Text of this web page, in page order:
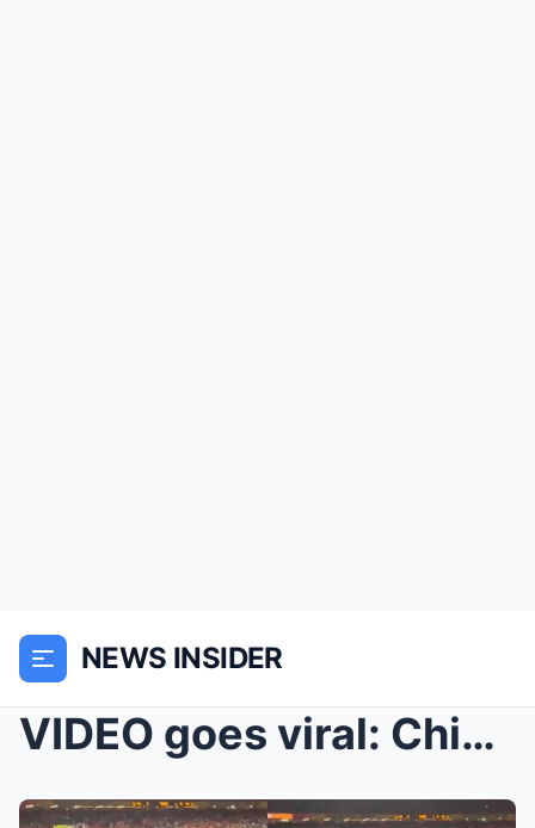
NEWS INSIDER
VIDEO goes viral: Chiefs star Chris Jones criticiz...